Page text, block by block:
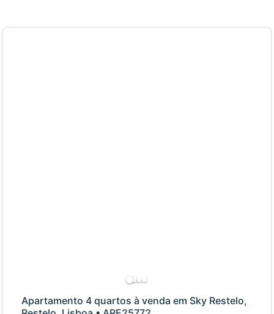
Apartamento 4 quartos à venda em Sky Restelo,